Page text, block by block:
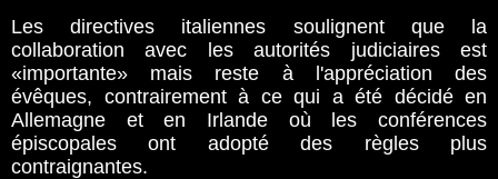
Les directives italiennes soulignent que la
collaboration avec les autorités judiciaires est
«importante» mais reste à l'appréciation des
évêques, contrairement à ce qui a été décidé en
Allemagne et en Irlande où les conférences
épiscopales ont adopté des règles plus
contraignantes.